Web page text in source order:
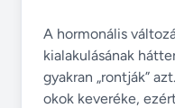
A hormonális
kialakulásának
gyakran „rontják”
okok keveréke,